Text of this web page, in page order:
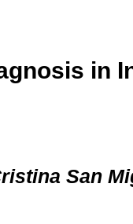
in
San